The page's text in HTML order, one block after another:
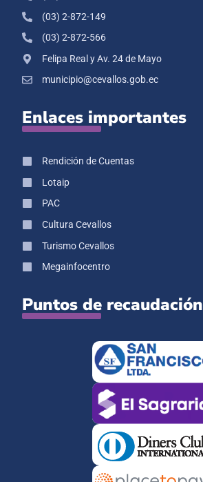
(03) 2-872-149
(03) 2-872-566
Felipa Real y Av. 24 de Mayo
municipio@cevallos.gob.ec
Enlaces importantes
Rendición de Cuentas
Lotaip
PAC
Cultura Cevallos
Turismo Cevallos
Megainfocentro
Puntos de recaudación